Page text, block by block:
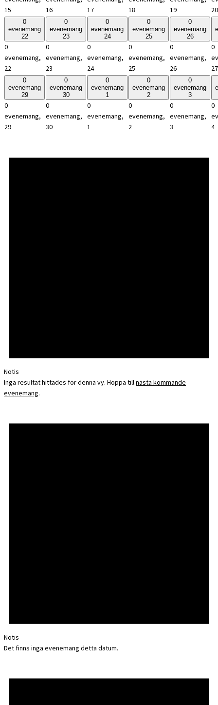
15
16
17
18
19
20
0
evenemang
22
0
evenemang,
22
0
evenemang
23
0
evenemang,
23
0
evenemang
24
0
evenemang,
24
0
evenemang
25
0
evenemang,
25
0
evenemang
26
0
evenemang,
26
0
27
0
evenemang
29
0
evenemang,
29
0
evenemang
30
0
evenemang,
30
0
evenemang
1
0
evenemang,
1
0
evenemang
2
0
evenemang,
2
0
evenemang
3
0
evenemang,
3
0
4
Notis
Inga resultat hittades för denna vy. Hoppa tillnästa kommande
evenemang.
Notis
Det finns inga evenemang detta datum.